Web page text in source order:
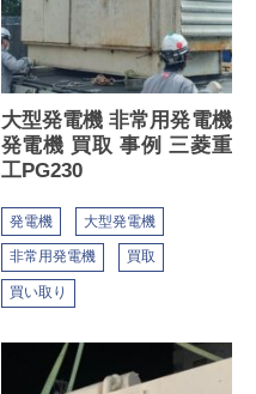
大型発電機 非常用発電機
発電機 買取 事例 三菱重
工PG230
発電機 大型発電機
非常用発電機 買取
買い取り